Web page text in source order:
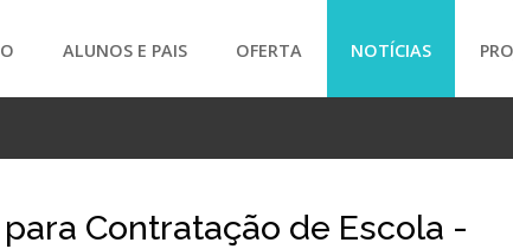
ALUNOS E PAIS OFERTA NOTÍCIAS
Contratação de Escola -